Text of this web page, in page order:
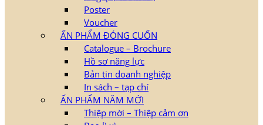
Poster
Voucher
ẤN PHẨM ĐÓNG CUỐN
Catalogue – Brochure
Hồ sơ năng lực
Bản tin doanh nghiệp
In sách – tạp chí
ẤN PHẨM NĂM MỚI
Thiệp mời – Thiệp cảm ơn